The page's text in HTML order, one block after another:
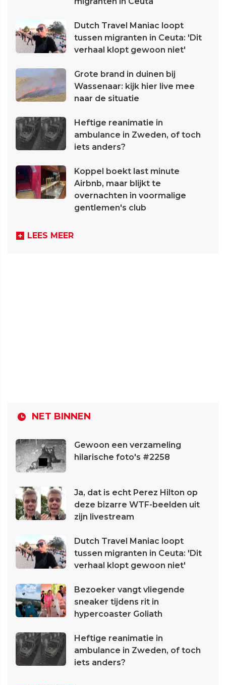
Dutch Travel Maniac loopt
tussen migranten in Ceuta: 'Dit
verhaal klopt gewoon niet'
Grote brand in duinen bij
Wassenaar: kijk hier live mee
naar de situatie
Heftige reanimatie in
ambulance in Zweden, of toch
iets anders?
Koppel boekt last minute
Airbnb, maar blijkt te
overnachten in voormalige
gentlemen's club
LEES MEER
NET BINNEN
Gewoon een verzameling
hilarische foto's #2258
Ja, dat is echt Perez Hilton op
deze bizarre WTF-beelden uit
zijn livestream
Dutch Travel Maniac loopt
tussen migranten in Ceuta: 'Dit
verhaal klopt gewoon niet'
Bezoeker vangt vliegende
sneaker tijdens rit in
hypercoaster Goliath
Heftige reanimatie in
ambulance in Zweden, of toch
iets anders?